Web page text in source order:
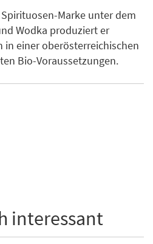
Marke unter dem
Wodka produziert er
in einer oberösterreichischen
Bio-Voraussetzungen.
interessant